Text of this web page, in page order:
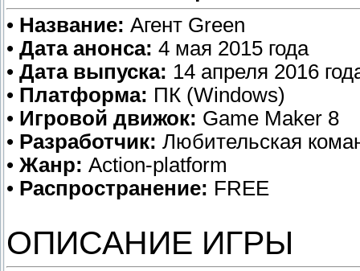
• Название: Агент Green
• Дата анонса: 4 мая 2015 года
• Дата выпуска: 14 апреля 2016
• Платформа: ПК (Windows)
• Игровой движок: Game Maker 8
• Разработчик: Любительская
• Жанр: Action-platform
• Распространение: FREE
ОПИСАНИЕ ИГРЫ